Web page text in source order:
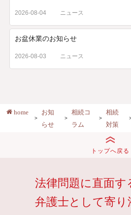
2026-08-04 ニュース
お盆休業のお知らせ
2026-08-03 ニュース
home
お知
らせ
相続コ
ラム
相続
対策
トップへ戻る
法律問題に直面す
弁護士として寄り